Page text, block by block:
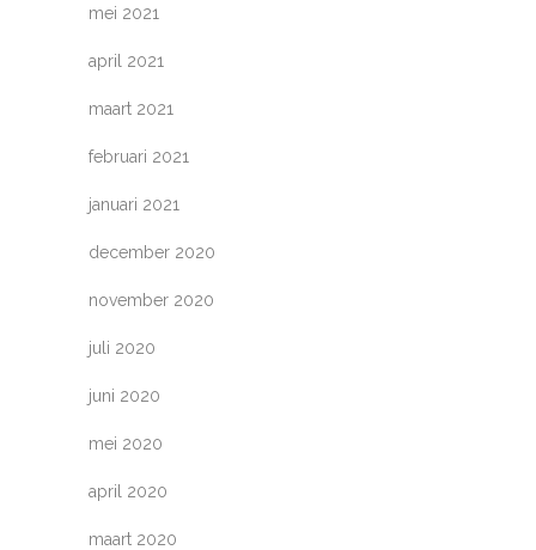
mei 2021
april 2021
maart 2021
februari 2021
januari 2021
december 2020
november 2020
juli 2020
juni 2020
mei 2020
april 2020
maart 2020